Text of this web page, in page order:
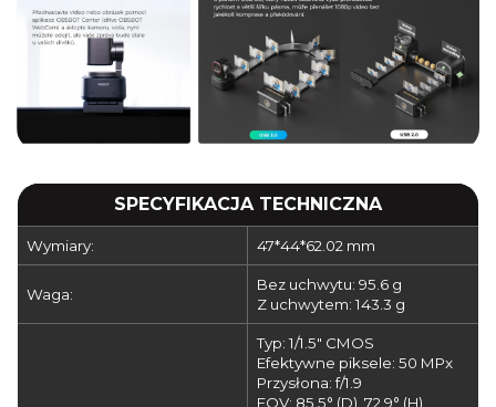
SPECYFIKACJA TECHNICZNA
Wymiary: 47*44*62.02 mm
Waga:
Bez uchwytu: 95.6 g
Z uchwytem: 143.3 g
Typ: 1/1.5" CMOS
Efektywne piksele: 50 MPx
Przysłona: f/1.9
FOV: 85.5° (D), 72.9° (H)